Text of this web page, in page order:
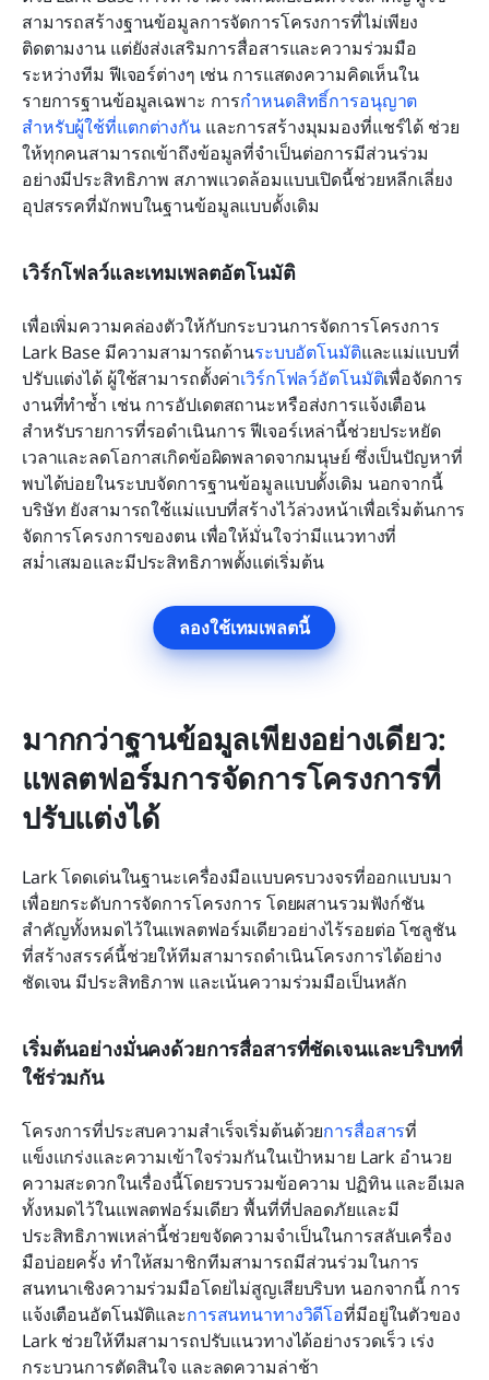
สามารถสร้างฐานข้อมูลการจัดการโครงการที่ไม่เพียง
ติดตามงาน แต่ยังส่งเสริมการสื่อสารและความร่วมมือ
ระหว่างทีม ฟีเจอร์ต่างๆ เช่น การแสดงความคิดเห็นใน
รายการฐานข้อมูลเฉพาะ การกำหนดสิทธิ์การอนุญาต
สำหรับผู้ใช้ที่แตกต่างกัน และการสร้างมุมมองที่แชร์ได้ ช่วย
ให้ทุกคนสามารถเข้าถึงข้อมูลที่จำเป็นต่อการมีส่วนร่วม
อย่างมีประสิทธิภาพ สภาพแวดล้อมแบบเปิดนี้ช่วยหลีกเลี่ยง
อุปสรรคที่มักพบในฐานข้อมูลแบบดั้งเดิม
เวิร์กโฟลว์และเทมเพลตอัตโนมัติ
เพื่อเพิ่มความคล่องตัวให้กับกระบวนการจัดการโครงการ
Lark Base มีความสามารถด้านระบบอัตโนมัติและแม่แบบที่
ปรับแต่งได้ ผู้ใช้สามารถตั้งค่าเวิร์กโฟลว์อัตโนมัติเพื่อจัดการ
งานที่ทำซ้ำ เช่น การอัปเดตสถานะหรือส่งการแจ้งเตือน
สำหรับรายการที่รอดำเนินการ ฟีเจอร์เหล่านี้ช่วยประหยัด
เวลาและลดโอกาสเกิดข้อผิดพลาดจากมนุษย์ ซึ่งเป็นปัญหาที่
พบได้บ่อยในระบบจัดการฐานข้อมูลแบบดั้งเดิม นอกจากนี้
บริษัท ยังสามารถใช้แม่แบบที่สร้างไว้ล่วงหน้าเพื่อเริ่มต้นการ
จัดการโครงการของตน เพื่อให้มั่นใจว่ามีแนวทางที่
สม่ำเสมอและมีประสิทธิภาพตั้งแต่เริ่มต้น
ลองใช้เทมเพลตนี้
มากกว่าฐานข้อมูลเพียงอย่างเดียว:
แพลตฟอร์มการจัดการโครงการที่
ปรับแต่งได้
Lark โดดเด่นในฐานะเครื่องมือแบบครบวงจรที่ออกแบบมา
เพื่อยกระดับการจัดการโครงการ โดยผสานรวมฟังก์ชัน
สำคัญทั้งหมดไว้ในแพลตฟอร์มเดียวอย่างไร้รอยต่อ โซลูชัน
ที่สร้างสรรค์นี้ช่วยให้ทีมสามารถดำเนินโครงการได้อย่าง
ชัดเจน มีประสิทธิภาพ และเน้นความร่วมมือเป็นหลัก
เริ่มต้นอย่างมั่นคงด้วยการสื่อสารที่ชัดเจนและบริบทที่
ใช้ร่วมกัน
โครงการที่ประสบความสำเร็จเริ่มต้นด้วยการสื่อสารที่
แข็งแกร่งและความเข้าใจร่วมกันในเป้าหมาย Lark อำนวย
ความสะดวกในเรื่องนี้โดยรวบรวมข้อความ ปฏิทิน และอีเมล
ทั้งหมดไว้ในแพลตฟอร์มเดียว พื้นที่ที่ปลอดภัยและมี
ประสิทธิภาพเหล่านี้ช่วยขจัดความจำเป็นในการสลับเครื่อง
มือบ่อยครั้ง ทำให้สมาชิกทีมสามารถมีส่วนร่วมในการ
สนทนาเชิงความร่วมมือโดยไม่สูญเสียบริบท นอกจากนี้ การ
แจ้งเตือนอัตโนมัติและการสนทนาทางวิดีโอที่มีอยู่ในตัวของ
Lark ช่วยให้ทีมสามารถปรับแนวทางได้อย่างรวดเร็ว เร่ง
กระบวนการตัดสินใจ และลดความล่าช้า